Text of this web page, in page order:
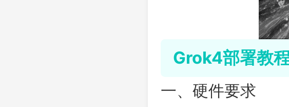
Grok4部署教
一、硬件要求